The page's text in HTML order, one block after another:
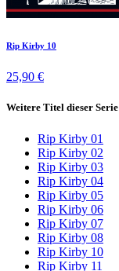
Rip Kirby 10
25,90 €
Weitere Titel dieser Serie
Rip Kirby 01
Rip Kirby 02
Rip Kirby 03
Rip Kirby 04
Rip Kirby 05
Rip Kirby 06
Rip Kirby 07
Rip Kirby 08
Rip Kirby 10
Rip Kirby 11